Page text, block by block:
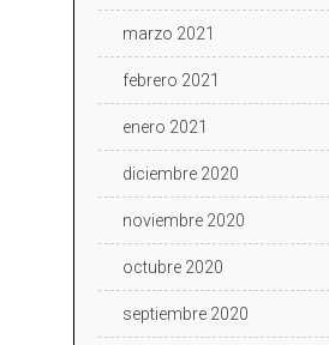
marzo 2021
febrero 2021
enero 2021
diciembre 2020
noviembre 2020
octubre 2020
septiembre 2020